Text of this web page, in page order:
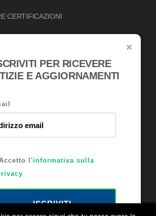
CERTIFICAZIONI
PER RICEVERE
E AGGIORNAMENTI
l'informativa sulla
ISCRIVITI